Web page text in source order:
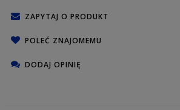
ZAPYTAJ O PRODUKT
POLEĆ ZNAJOMEMU
DODAJ OPINIĘ